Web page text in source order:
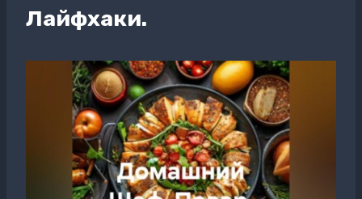
Лайфхаки.